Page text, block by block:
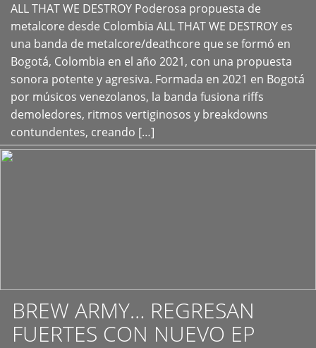
ALL THAT WE DESTROY Poderosa propuesta de
metalcore desde Colombia ALL THAT WE DESTROY es
una banda de metalcore/deathcore que se formó en
Bogotá, Colombia en el año 2021, con una propuesta
sonora potente y agresiva. Formada en 2021 en Bogotá
por músicos venezolanos, la banda fusiona riffs
demoledores, ritmos vertiginosos y breakdowns
contundentes, creando […]
+
BREW ARMY… REGRESAN
FUERTES CON NUEVO EP